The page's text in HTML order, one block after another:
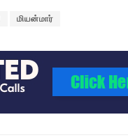
மியன்மார்